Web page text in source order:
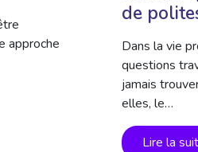
approche
de
Dans la vie
questions
jamais
elles, le…
Lire la